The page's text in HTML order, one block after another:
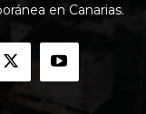
en Canarias.